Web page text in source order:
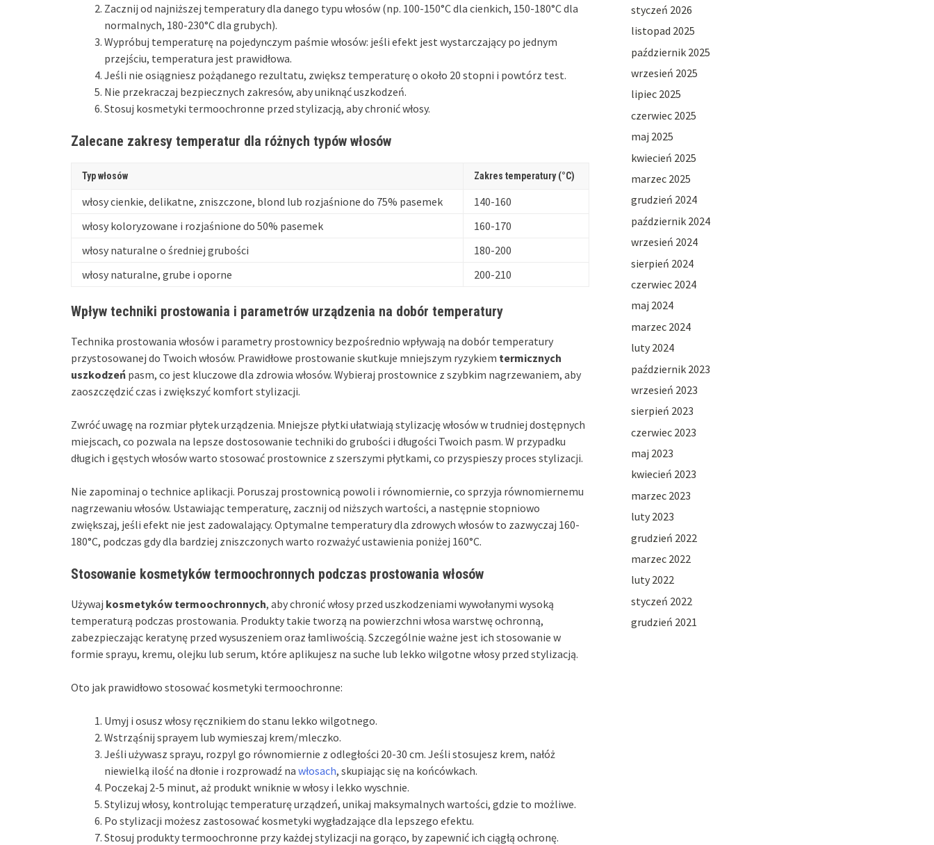
Zacznij od najniższej temperatury dla danego typu włosów (np. 100-150°C dla cienkich, 150-180°C dla
normalnych, 180-230°C dla grubych).
Wypróbuj temperaturę na pojedynczym paśmie włosów: jeśli efekt jest wystarczający po jednym
przejściu, temperatura jest prawidłowa.
Jeśli nie osiągniesz pożądanego rezultatu, zwiększ temperaturę o około 20 stopni i powtórz test.
Nie przekraczaj bezpiecznych zakresów, aby uniknąć uszkodzeń.
Stosuj kosmetyki termoochronne przed stylizacją, aby chronić włosy.
Zalecane zakresy temperatur dla różnych typów włosów
Typ włosów Zakres temperatury (°C)
włosy cienkie, delikatne, zniszczone, blond lub rozjaśnione do 75% pasemek
140-160
włosy koloryzowane i rozjaśnione do 50% pasemek
160-170
włosy naturalne o średniej grubości
180-200
włosy naturalne, grube i oporne
200-210
Wpływ techniki prostowania i parametrów urządzenia na dobór temperatury
Technika prostowania włosów i parametry prostownicy bezpośrednio wpływają na dobór temperatury
przystosowanej do Twoich włosów. Prawidłowe prostowanie skutkuje mniejszym ryzykiem termicznych
uszkodzeń pasm, co jest kluczowe dla zdrowia włosów. Wybieraj prostownice z szybkim nagrzewaniem, aby
zaoszczędzić czas i zwiększyć komfort stylizacji.
Zwróć uwagę na rozmiar płytek urządzenia. Mniejsze płytki ułatwiają stylizację włosów w trudniej dostępnych
miejscach, co pozwala na lepsze dostosowanie techniki do grubości i długości Twoich pasm. W przypadku
długich i gęstych włosów warto stosować prostownice z szerszymi płytkami, co przyspieszy proces stylizacji.
Nie zapominaj o technice aplikacji. Poruszaj prostownicą powoli i równomiernie, co sprzyja równomiernemu
nagrzewaniu włosów. Ustawiając temperaturę, zacznij od niższych wartości, a następnie stopniowo
zwiększaj, jeśli efekt nie jest zadowalający. Optymalne temperatury dla zdrowych włosów to zazwyczaj 160-
180°C, podczas gdy dla bardziej zniszczonych warto rozważyć ustawienia poniżej 160°C.
Stosowanie kosmetyków termoochronnych podczas prostowania włosów
Używaj kosmetyków termoochronnych, aby chronić włosy przed uszkodzeniami wywołanymi wysoką
temperaturą podczas prostowania. Produkty takie tworzą na powierzchni włosa warstwę ochronną,
zabezpieczając keratynę przed wysuszeniem oraz łamliwością. Szczególnie ważne jest ich stosowanie w
formie sprayu, kremu, olejku lub serum, które aplikujesz na suche lub lekko wilgotne włosy przed stylizacją.
Oto jak prawidłowo stosować kosmetyki termoochronne:
Umyj i osusz włosy ręcznikiem do stanu lekko wilgotnego.
Wstrząśnij sprayem lub wymieszaj krem/mleczko.
Jeśli używasz sprayu, rozpyl go równomiernie z odległości 20-30 cm. Jeśli stosujesz krem, nałóż
niewielką ilość na dłonie i rozprowadź na włosach, skupiając się na końcówkach.
Poczekaj 2-5 minut, aż produkt wniknie w włosy i lekko wyschnie.
Stylizuj włosy, kontrolując temperaturę urządzeń, unikaj maksymalnych wartości, gdzie to możliwe.
Po stylizacji możesz zastosować kosmetyki wygładzające dla lepszego efektu.
Stosuj produkty termoochronne przy każdej stylizacji na gorąco, by zapewnić ich ciągłą ochronę.
styczeń 2026
listopad 2025
październik 2025
wrzesień 2025
lipiec 2025
czerwiec 2025
maj 2025
kwiecień 2025
marzec 2025
grudzień 2024
październik 2024
wrzesień 2024
sierpień 2024
czerwiec 2024
maj 2024
marzec 2024
luty 2024
październik 2023
wrzesień 2023
sierpień 2023
czerwiec 2023
maj 2023
kwiecień 2023
marzec 2023
luty 2023
grudzień 2022
marzec 2022
luty 2022
styczeń 2022
grudzień 2021